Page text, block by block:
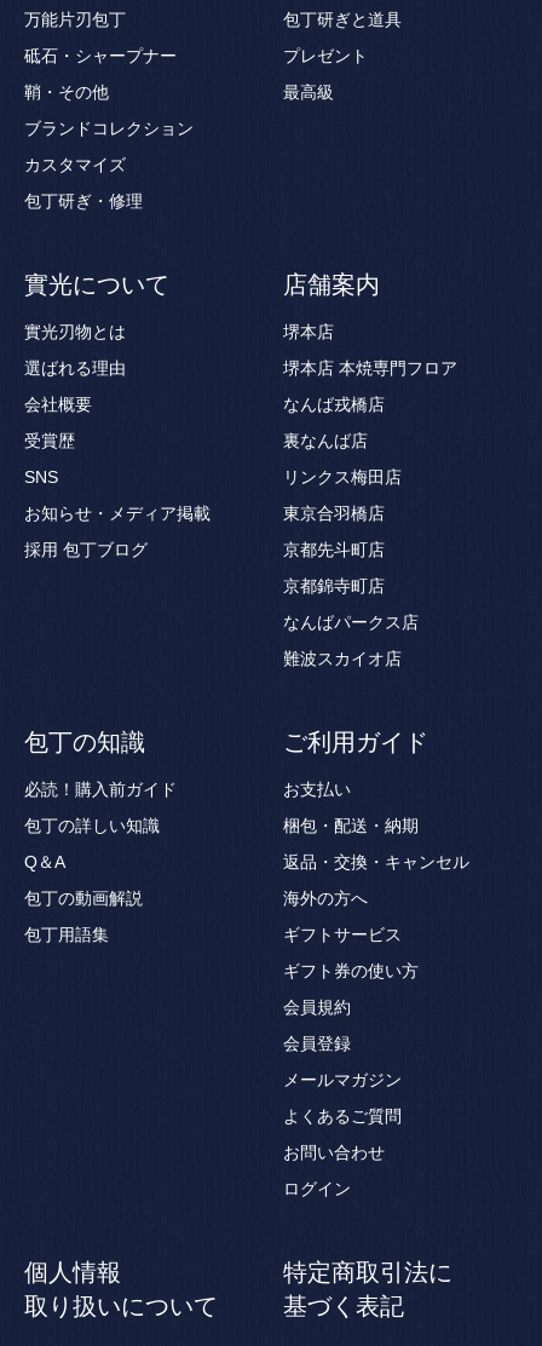
万能片刃包丁
砥石・シャープナー
鞘・その他
ブランドコレクション
カスタマイズ
包丁研ぎ・修理
包丁研ぎと道具
プレゼント
最高級
實光について
實光刃物とは
選ばれる理由
会社概要
受賞歴
SNS
お知らせ・メディア掲載
採用 包丁ブログ
店舗案内
堺本店
堺本店 本焼専門フロア
なんば戎橋店
裏なんば店
リンクス梅田店
東京合羽橋店
京都先斗町店
京都錦寺町店
なんばパークス店
難波スカイオ店
包丁の知識
必読！購入前ガイド
包丁の詳しい知識
Q＆A
包丁の動画解説
包丁用語集
ご利用ガイド
お支払い
梱包・配送・納期
返品・交換・キャンセル
海外の方へ
ギフトサービス
ギフト券の使い方
会員規約
会員登録
メールマガジン
よくあるご質問
お問い合わせ
ログイン
個人情報
取り扱いについて
特定商取引法に
基づく表記